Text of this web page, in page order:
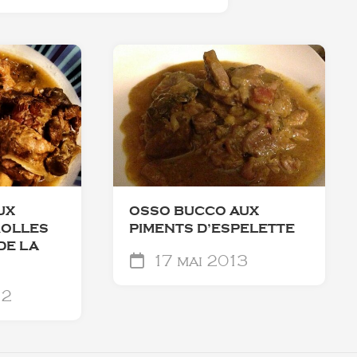
LA
OSSO BUCCO AUX
PIMENTS D’ESPELETTE
17 mai 2013